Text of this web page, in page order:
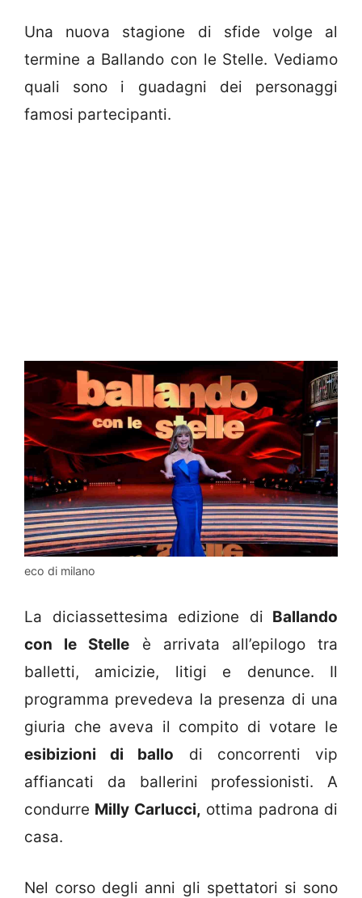
Una nuova stagione di sfide volge al
termine a Ballando con le Stelle. Vediamo
quali sono i guadagni dei personaggi
famosi partecipanti.
eco di milano
La diciassettesima edizione di Ballando
con le Stelle è arrivata all’epilogo tra
balletti, amicizie, litigi e denunce. Il
programma prevedeva la presenza di una
giuria che aveva il compito di votare le
esibizioni di ballo di concorrenti vip
affiancati da ballerini professionisti. A
condurre Milly Carlucci, ottima padrona di
casa.
Nel corso degli anni gli spettatori si sono